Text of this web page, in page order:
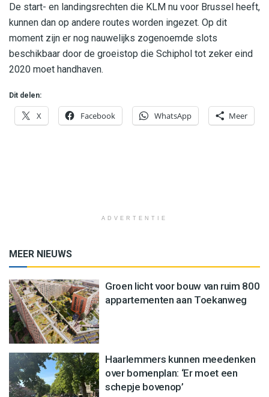
De start- en landingsrechten die KLM nu voor Brussel heeft,
kunnen dan op andere routes worden ingezet. Op dit
moment zijn er nog nauwelijks zogenoemde slots
beschikbaar door de groeistop die Schiphol tot zeker eind
2020 moet handhaven.
Dit delen:
X Facebook WhatsApp Meer
ADVERTENTIE
MEER NIEUWS
Groen licht voor bouw van ruim 800
appartementen aan Toekanweg
Haarlemmers kunnen meedenken
over bomenplan: ‘Er moet een
schepje bovenop’